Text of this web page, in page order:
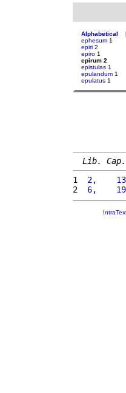
Alphabetical
ephesum 1
epiri 2
epiro 1
epirum 2
epistulas 1
epulandum 1
epulatus 1
Lib. Cap.
1
2,    13
2
6,    19